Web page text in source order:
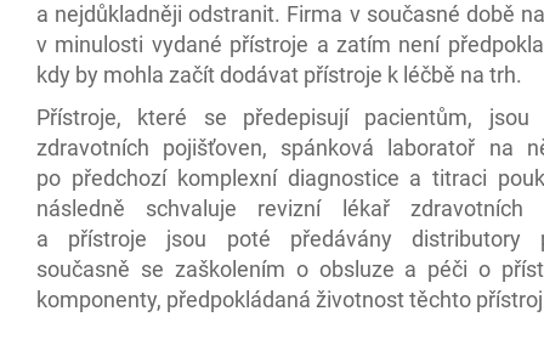
a nejdůkladněji odstranit. Firma v současné době
v minulosti vydané přístroje a zatím není
kdy by mohla začít dodávat přístroje k léčbě na trh.
Přístroje, které se předepisují pacientům, jsou
zdravotních pojišťoven, spánková laboratoř na
po předchozí komplexní diagnostice a titraci
následně schvaluje revizní lékař zdravotních
a přístroje jsou poté předávány distributory
současně se zaškolením o obsluze a péči o
komponenty, předpokládaná životnost těchto